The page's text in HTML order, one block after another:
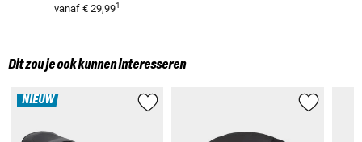
vanaf € 29,991
Dit zou je ook kunnen interesseren
NIEUW